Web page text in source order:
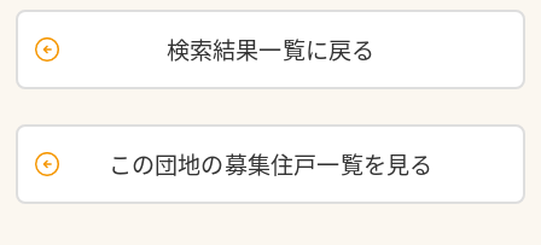
検索結果一覧に戻る
この団地の募集住戸一覧を見る